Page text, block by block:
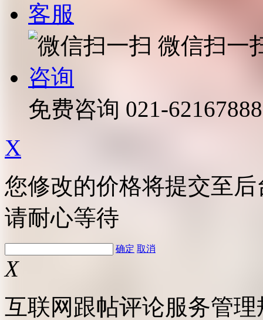
客服
微信扫一
咨询
免费咨询 021-62167888
X
您修改的价格将提交至
请耐心等待
确定 取消
X
互联网跟帖评论服务管理